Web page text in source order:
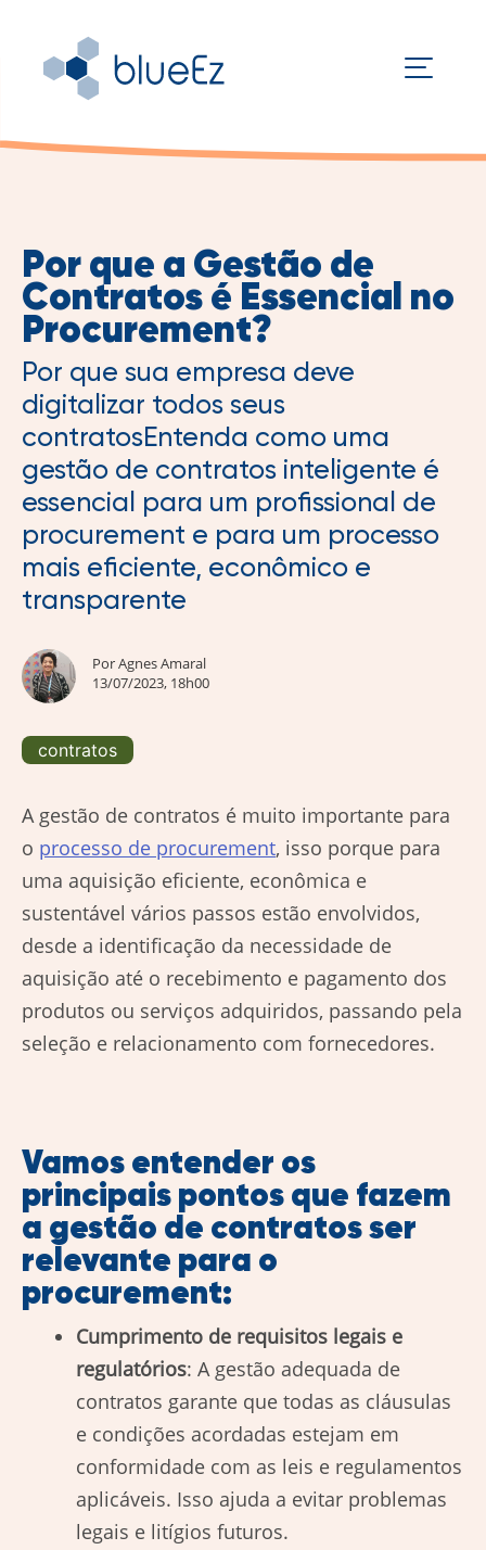
Por que a Gestão de
Contratos é Essencial no
Procurement?
Por que sua empresa deve
digitalizar todos seus
contratosEntenda como uma
gestão de contratos inteligente é
essencial para um profissional de
procurement e para um processo
mais eficiente, econômico e
transparente
PorAgnes Amaral
13/07/2023, 18h00
contratos
A gestão de contratos é muito importante para
o processo de procurement, isso porque para
uma aquisição eficiente, econômica e
sustentável vários passos estão envolvidos,
desde a identificação da necessidade de
aquisição até o recebimento e pagamento dos
produtos ou serviços adquiridos, passando pela
seleção e relacionamento com fornecedores.
Vamos entender os
principais pontos que fazem
a gestão de contratos ser
relevante para o
procurement:
Cumprimento de requisitos legais e
regulatórios: A gestão adequada de
contratos garante que todas as cláusulas
e condições acordadas estejam em
conformidade com as leis e regulamentos
aplicáveis. Isso ajuda a evitar problemas
legais e litígios futuros.